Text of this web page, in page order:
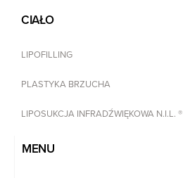
CIAŁO
LIPOFILLING
PLASTYKA BRZUCHA
LIPOSUKCJA INFRADŹWIĘKOWA N.I.L. ®
MENU